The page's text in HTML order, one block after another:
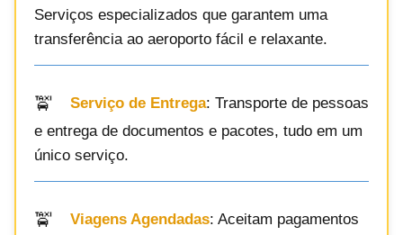
Serviços especializados que garantem uma
transferência ao aeroporto fácil e relaxante.
Serviço de Entrega: Transporte de pessoas
e entrega de documentos e pacotes, tudo em um
único serviço.
Viagens Agendadas: Aceitam pagamentos